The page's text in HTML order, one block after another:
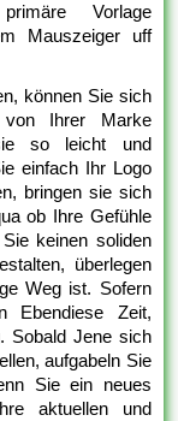
primäre Vorlage
Mauszeiger uff
können Sie sich
von Ihrer Marke
so leicht und
einfach Ihr Logo
bringen sie sich
ob Ihre Gefühle
keinen soliden
überlegen
Weg ist. Sofern
Ebendiese Zeit,
Sobald Jene sich
aufgabeln Sie
Sie ein neues
aktuellen und